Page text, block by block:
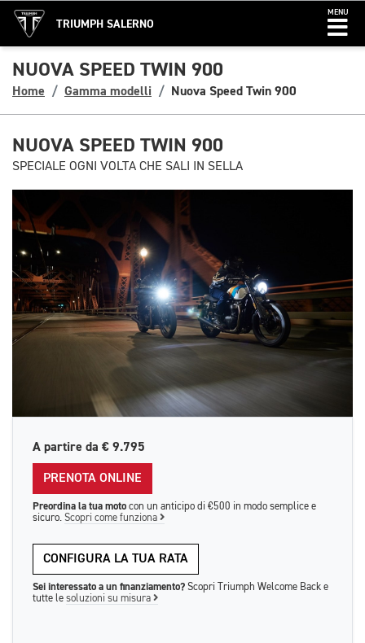
TRIUMPH SALERNO
MENU
NUOVA SPEED TWIN 900
Home Gamma modelli Nuova Speed Twin 900
NUOVA SPEED TWIN 900
SPECIALE OGNI VOLTA CHE SALI IN SELLA
A partire da € 9.795
PRENOTA ONLINE
Preordina la tua moto con un anticipo di €500 in modo semplice e
sicuro. Scopri come funziona
CONFIGURA LA TUA RATA
Sei interessato a un finanziamento? Scopri Triumph Welcome Back e
tutte le soluzioni su misura